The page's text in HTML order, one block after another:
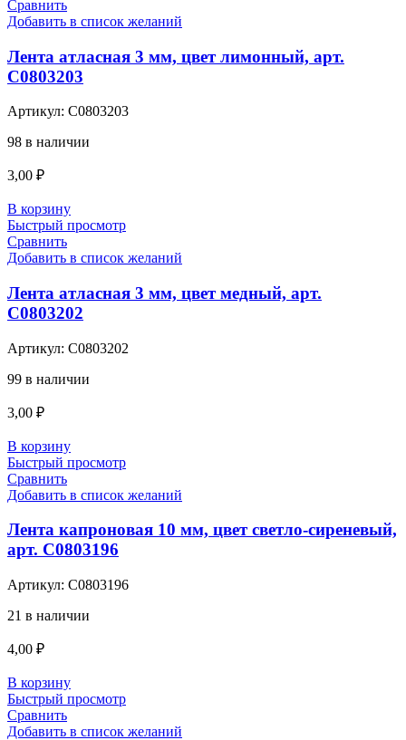
Сравнить
Добавить в список желаний
Лента атласная 3 мм, цвет лимонный, арт.
С0803203
Артикул: С0803203
98 в наличии
3,00 ₽
В корзину
Быстрый просмотр
Сравнить
Добавить в список желаний
Лента атласная 3 мм, цвет медный, арт.
С0803202
Артикул: С0803202
99 в наличии
3,00 ₽
В корзину
Быстрый просмотр
Сравнить
Добавить в список желаний
Лента капроновая 10 мм, цвет светло-сиреневый,
арт. С0803196
Артикул: С0803196
21 в наличии
4,00 ₽
В корзину
Быстрый просмотр
Сравнить
Добавить в список желаний